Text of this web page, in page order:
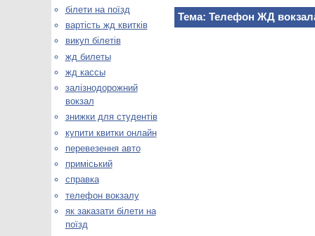
Тема: Телефон ЖД
білети на поїзд
вартість жд квитків
викуп білетів
жд билеты
жд кассы
залізнодорожний
вокзал
знижки для студентів
купити квитки онлайн
перевезення авто
приміський
справка
телефон вокзалу
як заказати білети на
поїзд